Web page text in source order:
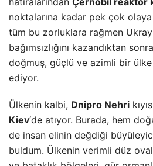
noktalarına kadar pek çok
tüm bu zorluklara rağmen
bağımsızlığını kazandıktan
doğmuş, güçlü ve azimli bir
ediyor.
Ülkenin kalbi, Dnipro Nehri
Kiev‘de atıyor. Burada, hem
de insan elinin değdiği
buldum. Ülkenin verimli düz